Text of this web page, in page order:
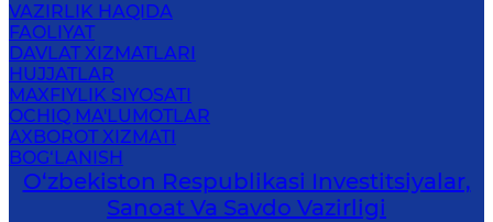
VAZIRLIK HAQIDA
FAOLIYAT
DAVLAT XIZMATLARI
HUJJATLAR
MAXFIYLIK SIYOSATI
OCHIQ MA'LUMOTLAR
AXBOROT XIZMATI
BOG‘LANISH
O‘zbekiston Respublikasi Investitsiyalar,
Sanoat Va Savdo Vazirligi